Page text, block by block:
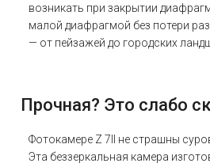
возникать при закрытии
малой диафрагмой без потери
— от пейзажей до городских
Прочная? Это слабо
Фотокамере Z 7II не страшны
Эта беззеркальная камера